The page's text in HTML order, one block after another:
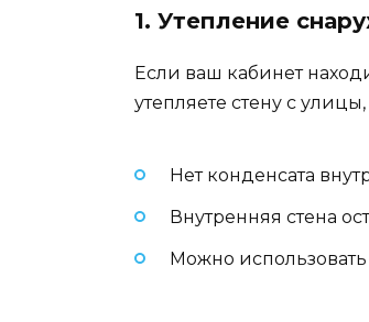
1. Утепление
Если ваш кабинет
утепляете стену с
Нет конденсата
Внутренняя стена
Можно